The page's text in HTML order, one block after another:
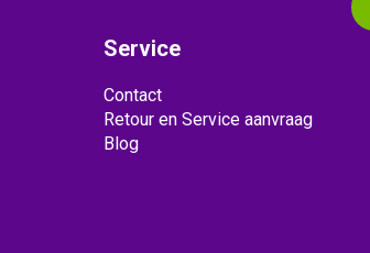
Service
Contact
Retour en Service aanvraag
Blog